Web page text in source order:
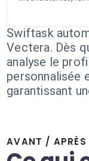
Swiftask
Vectera. Dès
analyse le
personnalisée
garantissant
AVANT / APRÈS